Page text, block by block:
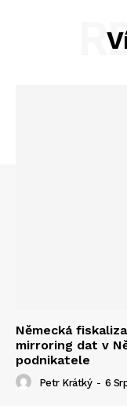
Německá
mirroring dat v
podnikatele
Petr Krátký - 6